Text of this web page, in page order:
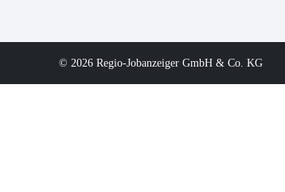
© 2026 Regio-Jobanzeiger GmbH & Co. KG